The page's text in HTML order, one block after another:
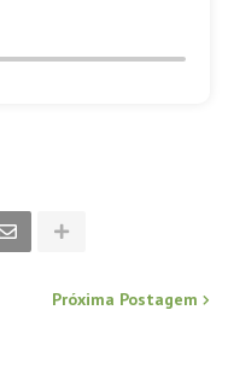
Próxima Postagem